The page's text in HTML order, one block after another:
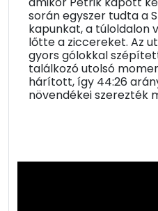
során egyszer tudta a
kapunkat, a túloldalon
lőtte a ziccereket. Az
gyors gólokkal
találkozó utolsó
hárított, így 44:26
növendékei szerezték